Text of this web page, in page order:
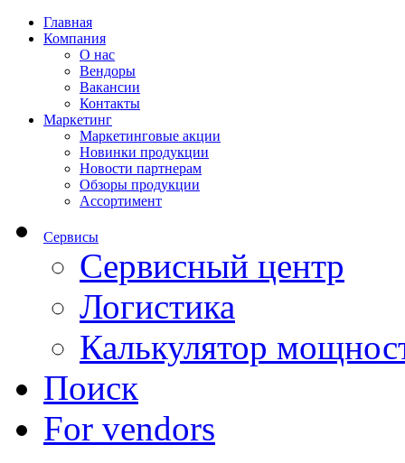
Главная
Компания
О нас
Вендоры
Вакансии
Контакты
Маркетинг
Маркетинговые акции
Новинки продукции
Новости партнерам
Обзоры продукции
Ассортимент
Сервисы
Сервисный центр
Логистика
Калькулятор
Поиск
For vendors